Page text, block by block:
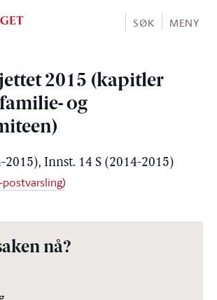
SØK MENY
2015 (kapitler
og
2015), Innst. 14 S (2014-2015)
postvarsling)
nå?